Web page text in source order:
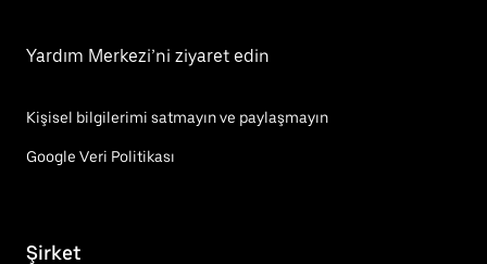
Yardım Merkezi’ni ziyaret edin
Kişisel bilgilerimi satmayın ve paylaşmayın
Google Veri Politikası
Şirket